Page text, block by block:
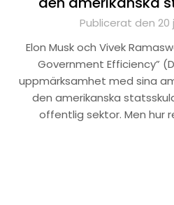
Publicerat den 20
Elon Musk och Vivek
Government Efficiency”
uppmärksamhet med sina
den amerikanska
offentlig sektor. Men hur